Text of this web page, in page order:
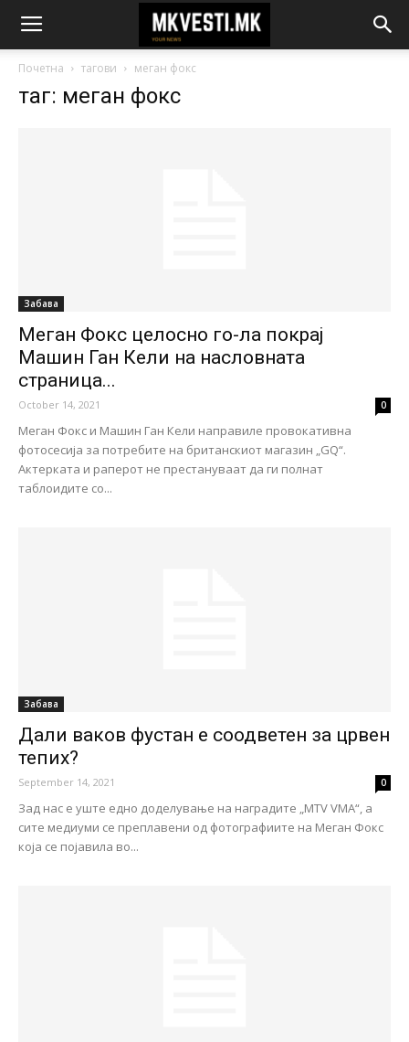
Почетна тагови меган фокс
таг: меган фокс
Забава
Меган Фокс целосно го-ла покрај
Машин Ган Кели на насловната
страница...
October 14, 2021 0
Меган Фокс и Машин Ган Кели направиле провокативна
фотосесија за потребите на британскиот магазин „GQ“.
Актерката и раперот не престануваат да ги полнат
таблоидите со...
Забава
Дали ваков фустан е соодветен за црвен
тепих?
September 14, 2021 0
Зад нас е уште едно доделување на наградите „MTV VMA“, а
сите медиуми се преплавени од фотографиите на Меган Фокс
која се појавила во...